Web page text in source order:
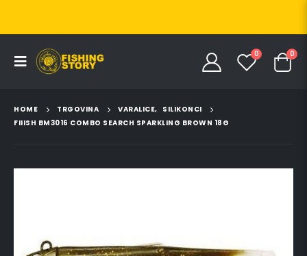
0 0
HOME TRGOVINA VARALICE, SILIKONCI
FIIISH BM3016 COMBO SEARCH SPARKLING BROWN 18G